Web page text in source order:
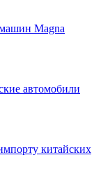
Magna
автомобили
китайских